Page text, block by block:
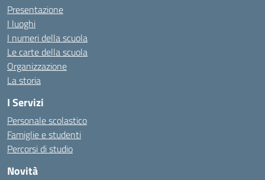
Presentazione
I luoghi
I numeri della scuola
Le carte della scuola
Organizzazione
La storia
I Servizi
Personale scolastico
Famiglie e studenti
Percorsi di studio
Novità